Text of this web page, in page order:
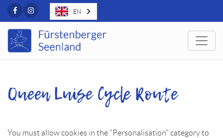
FacebookInstagram
Queen Luise Cycle Route
You must allow cookies in the "Personalisation" category to
EN